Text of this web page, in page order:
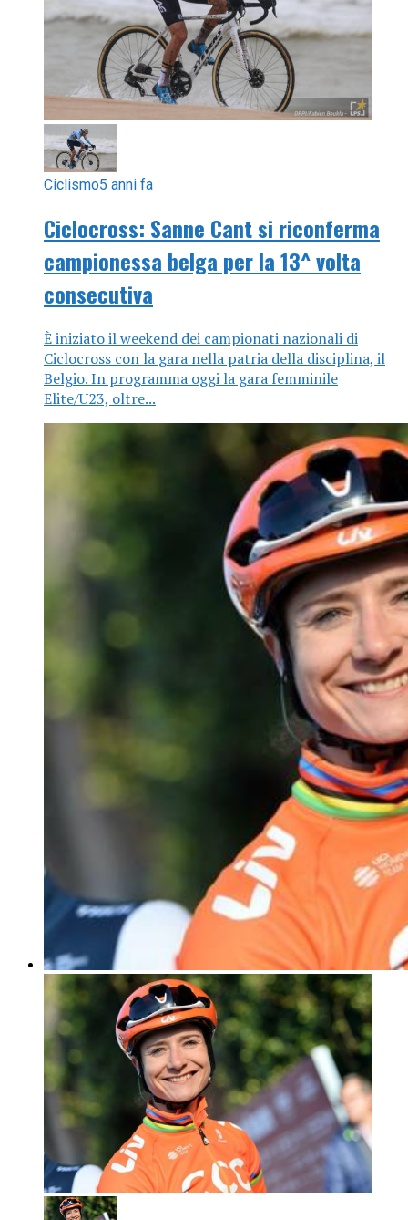
Ciclismo5 anni fa
Ciclocross: Sanne Cant si riconferma
campionessa belga per la 13^ volta
consecutiva
È iniziato il weekend dei campionati nazionali di
Ciclocross con la gara nella patria della disciplina, il
Belgio. In programma oggi la gara femminile
Elite/U23, oltre...